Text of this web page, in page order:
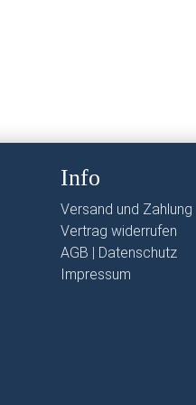
Info
Versand und Zahlung
Vertrag widerrufen
AGB | Datenschutz
Impressum